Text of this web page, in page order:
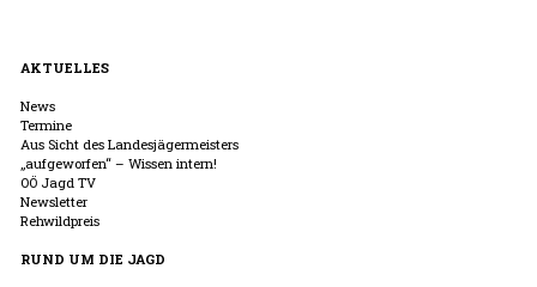
AKTUELLES
News
Termine
Aus Sicht des Landesjägermeisters
„aufgeworfen“ – Wissen intern!
OÖ Jagd TV
Newsletter
Rehwildpreis
RUND UM DIE JAGD